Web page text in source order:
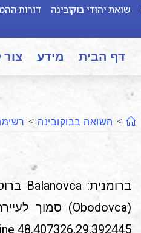
שואת יהודי בוקובינה דורות
דף הבית מידע
> השואה בבוקובינה >
48.407326,29.392445